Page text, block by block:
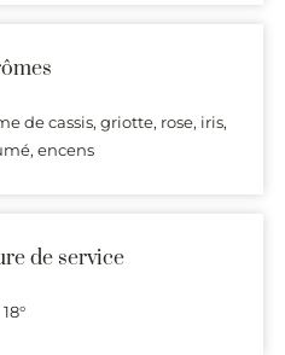
de cassis, griotte, rose, iris,
encens
de service
18°